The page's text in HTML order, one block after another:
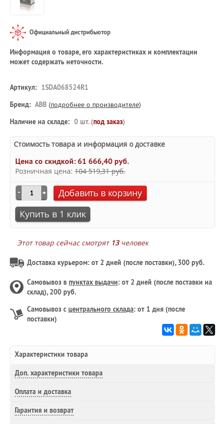
Официальный дистрибьютор
Информация о товаре, его характеристиках и комплектации
может содержать неточности.
Артикул: 1SDA068524R1
Бренд: ABB (подробнее о производителе)
Наличие на складе: 0 шт. (под заказ)
Стоимость товара и информация о доставке
Цена со скидкой:61 666,40 руб.
Розничная цена: 104 519,31 руб.
Добавить в корзину
Купить в 1 клик
Этот товар сейчас смотрят 13человек
Доставка курьером: от 2 дней (после поставки), 300 руб.
Самовывоз в пунктах выдачи: от 2 дней (после поставки на
склад), 200 руб.
Самовывоз с центрального склада: от 1 дня (после
поставки)
Характеристики товара
Доп. характеристики товара
Оплата и доставка
Гарантия и возврат